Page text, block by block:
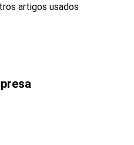
artigos usados